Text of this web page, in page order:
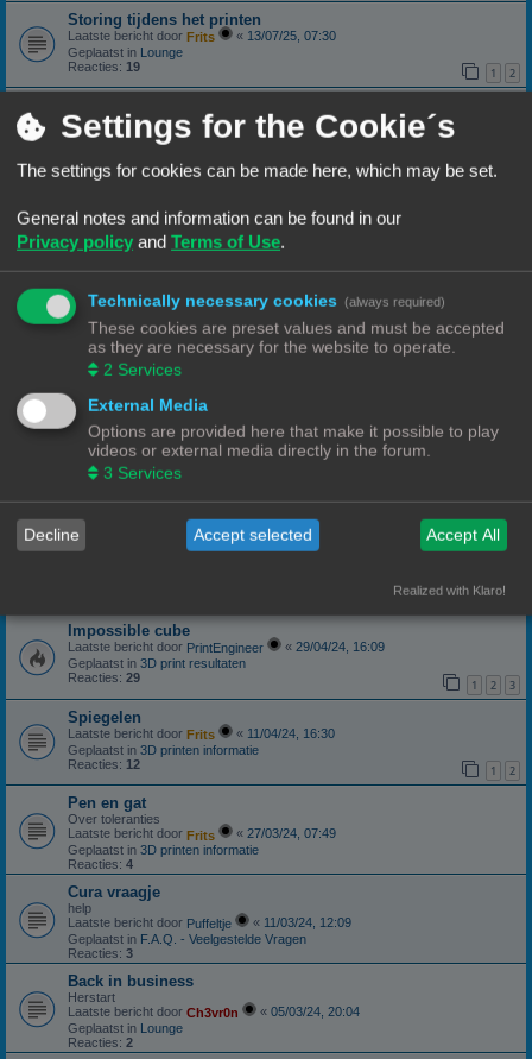
Storing tijdens het printen
Laatste bericht door Frits « 13/07/25, 07:30
Geplaatst in Lounge
Reacties: 19 1 2
Laatste bericht doorFrits « 09/02/25, 15:11
Geplaatst in 3D print resultaten
Pauze
Geplaatst inLounge
Reacties: 32
Geplaatst inLounge
Reacties:
Het meisje met de parel
Laatste bericht door «05/05/24, 18:29
Geplaatst in3D print resultaten
Smeerboel
Laatste bericht door Wim62 «
04/05/24, 17:10
Geplaatst in3D printen informatie
Reacties:1
Priegelen
Frits
Een print met veel gezichten
Impossible cube
Laatste bericht door PrintEngineer « 29/04/24, 16:09
Geplaatst in 3D print resultaten
Reacties: 29 1 2 3
Spiegelen
Laatste bericht door Frits « 11/04/24, 16:30
Geplaatst in 3D printen informatie
Reacties: 12 1 2
Pen en gat
Over toleranties
Laatste bericht door Frits « 27/03/24, 07:49
Geplaatst in 3D printen informatie
Reacties: 4
Cura vraagje
help
Laatste bericht door Puffeltje « 11/03/24, 12:09
Geplaatst in F.A.Q. - Veelgestelde Vragen
Reacties: 3
Back in business
Herstart
Laatste bericht door Ch3vr0n « 05/03/24, 20:04
Geplaatst in Lounge
Reacties: 2
Settings for the Cookie´s
The settings for cookies can be made here, which may be set.
General notes and information can be found in our
Privacy policy and Terms of Use.
Technically necessary cookies (always required)
These cookies are preset values and must be accepted
as they are necessary for the website to operate.
2 Services
External Media
Options are provided here that make it possible to play
videos or external media directly in the forum.
3 Services
Decline Accept selected Accept All
Realized with Klaro!